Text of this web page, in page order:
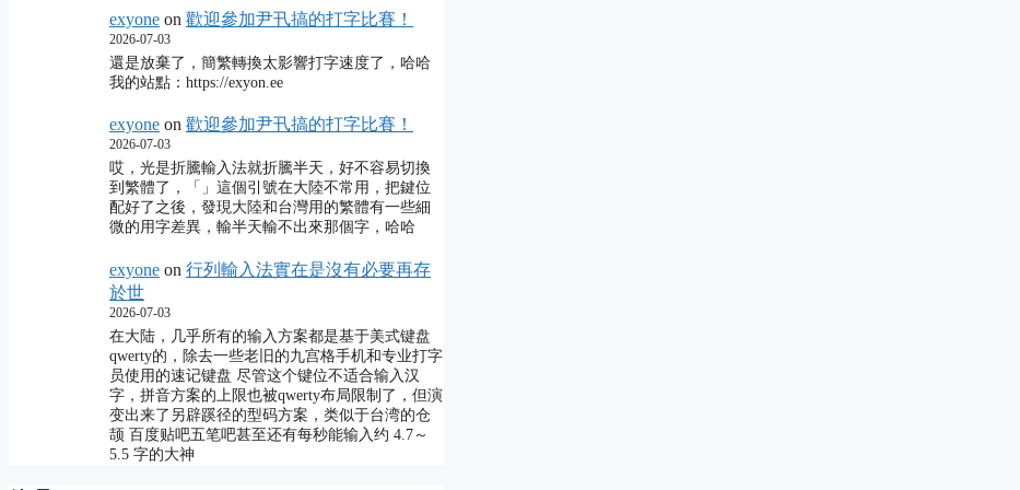
exyone on 歡迎參加尹卂搞的打字比賽！
2026-07-03
還是放棄了，簡繁轉換太影響打字速度了，哈哈
我的站點：https://exyon.ee
exyone on 歡迎參加尹卂搞的打字比賽！
2026-07-03
哎，光是折騰輸入法就折騰半天，好不容易切換
到繁體了，「」這個引號在大陸不常用，把鍵位
配好了之後，發現大陸和台灣用的繁體有一些細
微的用字差異，輸半天輸不出來那個字，哈哈
exyone on 行列輸入法實在是沒有必要再存
於世
2026-07-03
在大陆，几乎所有的输入方案都是基于美式键盘
qwerty的，除去一些老旧的九宫格手机和专业打字
员使用的速记键盘 尽管这个键位不适合输入汉
字，拼音方案的上限也被qwerty布局限制了，但演
变出来了另辟蹊径的型码方案，类似于台湾的仓
颉 百度贴吧五笔吧甚至还有每秒能输入约 4.7～
5.5 字的大神